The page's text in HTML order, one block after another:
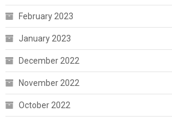
February 2023
January 2023
December 2022
November 2022
October 2022